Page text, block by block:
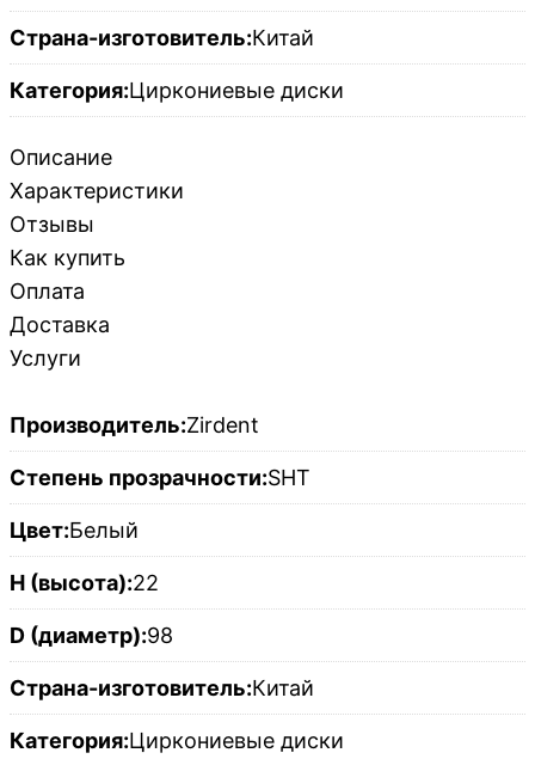
Страна-изготовитель:Китай
Категория:Циркониевые диски
Описание
Характеристики
Отзывы
Как купить
Оплата
Доставка
Услуги
Производитель:Zirdent
Степень прозрачности:SHT
Цвет:Белый
H (высота):22
D (диаметр):98
Страна-изготовитель:Китай
Категория:Циркониевые диски